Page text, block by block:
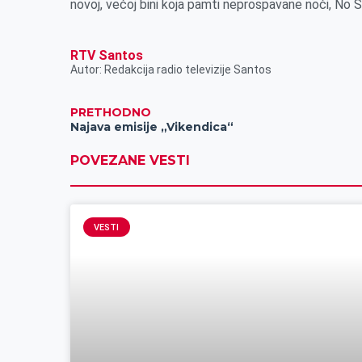
novoj, većoj bini koja pamti neprospavane noći, No
RTV Santos
Autor: Redakcija radio televizije Santos
PRETHODNO
Najava emisije „Vikendica“
POVEZANE VESTI
VESTI